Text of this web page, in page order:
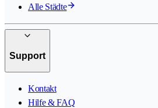
Alle Städte
Support
Kontakt
Hilfe & FAQ